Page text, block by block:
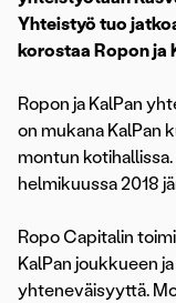
Yhteistyö tuo
korostaa Ropon ja
Ropon ja KalPan
on mukana KalPan
montun
helmikuussa 2018
Ropo Capitalin
KalPan joukkueen
yhteneväisyyttä.